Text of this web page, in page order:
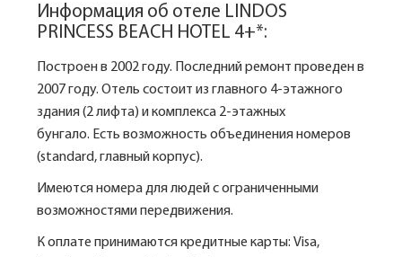
Информация об отеле LINDOS
PRINCESS BEACH HOTEL 4+*:
Построен в 2002 году. Последний ремонт проведен в
2007 году. Отель состоит из главного 4-этажного
здания (2 лифта) и комплекса 2-этажных
бунгало. Есть возможность объединения номеров
(standard, главный корпус).
Имеются номера для людей с ограниченными
возможностями передвижения.
К оплате принимаются кредитные карты: Visa,